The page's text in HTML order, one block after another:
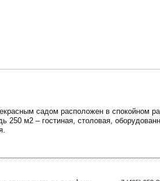
садом расположен в спокойном
250 м2 – гостиная, столовая,